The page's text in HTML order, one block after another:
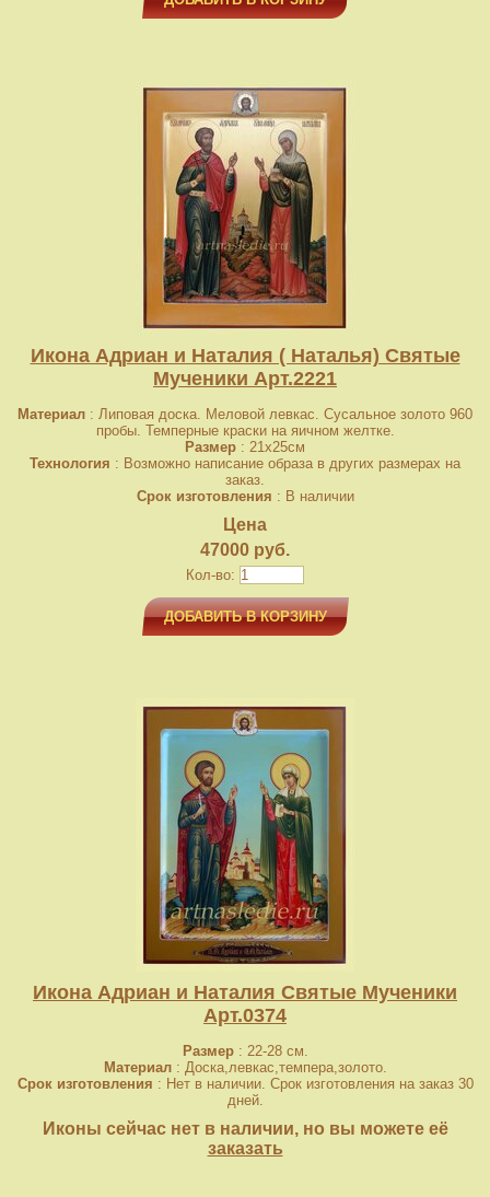
Икона Адриан и Наталия ( Наталья) Святые
Мученики Арт.2221
Материал : Липовая доска. Меловой левкас. Сусальное золото 960
пробы. Темперные краски на яичном желтке.
Размер : 21x25см
Технология : Возможно написание образа в других размерах на
заказ.
Срок изготовления : В наличии
Цена
47000 руб.
Кол-во:
ДОБАВИТЬ В КОРЗИНУ
Икона Адриан и Наталия Святые Мученики
Арт.0374
Размер: 22-28 см.
Материал: Доска,левкас,темпера,золото.
Срок изготовления : Нет в наличии. Срок изготовления на заказ 30
дней.
Иконы сейчас нет в наличии, но вы можете её
заказать